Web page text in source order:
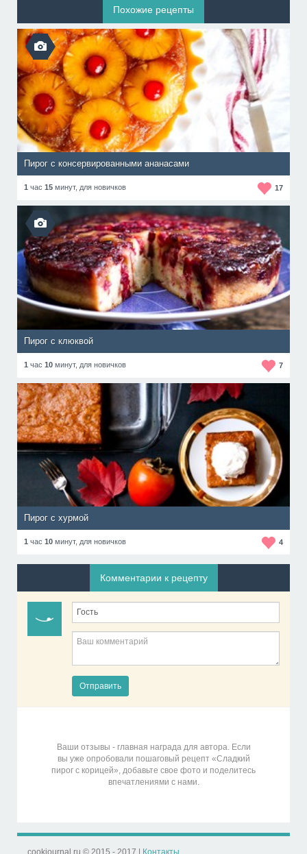
Похожие рецепты
Пирог с консервированными ананасами
1 час 15 минут, для новичков 17
Пирог с клюквой
1 час 10 минут, для новичков 7
Пирог с хурмой
1 час 10 минут, для новичков 4
Комментарии к рецепту
Отправить
Ваши отзывы - главная награда для автора. Если
вы уже опробовали пошаговый рецепт «Сладкий
пирог с корицей», добавьте свое фото и поделитесь
впечатлениями с нами.
cookjournal.ru © 2015 - 2017 | Контакты